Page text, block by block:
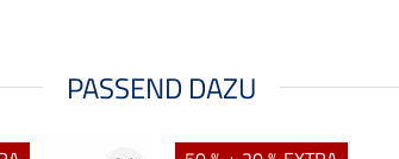
PASSEND DAZU